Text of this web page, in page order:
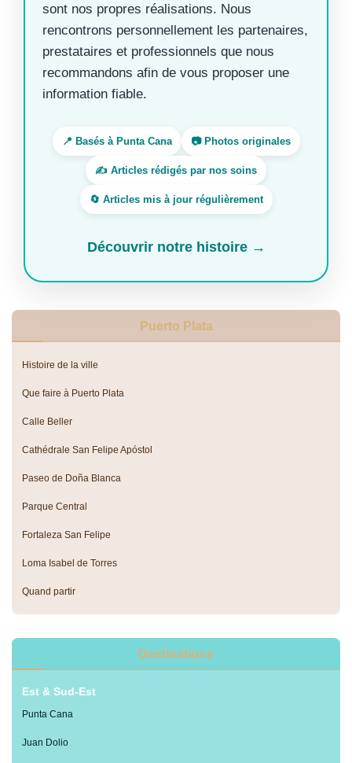
sont nos propres réalisations. Nous
rencontrons personnellement les partenaires,
prestataires et professionnels que nous
recommandons afin de vous proposer une
information fiable.
📍 Basés à Punta Cana 📷 Photos originales
✍️ Articles rédigés par nos soins
🔄 Articles mis à jour régulièrement
Découvrir notre histoire →
Puerto Plata
Histoire de la ville
Que faire à Puerto Plata
Calle Beller
Cathédrale San Felipe Apóstol
Paseo de Doña Blanca
Parque Central
Fortaleza San Felipe
Loma Isabel de Torres
Quand partir
Destinations
Est & Sud-Est
Punta Cana
Juan Dolio